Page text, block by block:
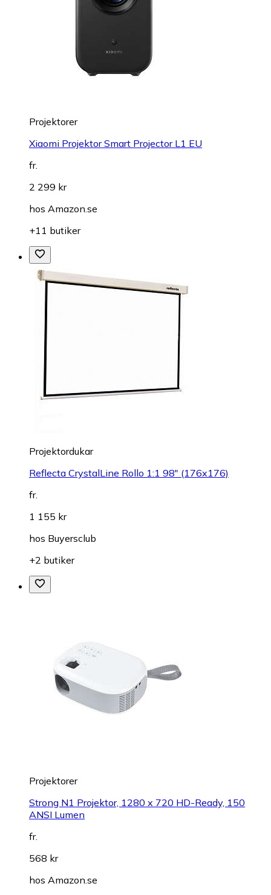
Projektorer
Xiaomi Projektor Smart Projector L1 EU
fr.
2 299 kr
hos Amazon.se
+11 butiker
Projektordukar
Reflecta CrystalLine Rollo 1:1 98" (176x176)
fr.
1 155 kr
hos Buyersclub
+2 butiker
Projektorer
Strong N1 Projektor, 1280 x 720 HD-Ready, 150
ANSI Lumen
fr.
568 kr
hos Amazon.se